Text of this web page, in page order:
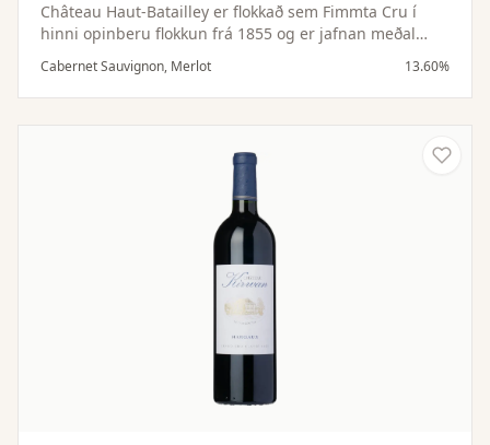
Château Haut-Batailley er flokkað sem Fimmta Cru í
hinni opinberu flokkun frá 1855 og er jafnan meðal
bestu vína Médoc á vinstri bakka Bordeaux. Árleg
framleiðsla aðalvínsins er að meðaltali um 10.000
kassar.
Cabernet Sauvignon, Merlot 13.60%